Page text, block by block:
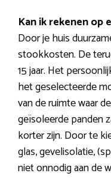
Kan ik rekenen
Door je huis
stookkosten. De
15 jaar. Het
het geselecteerde
van de ruimte waar
geïsoleerde panden
korter zijn. Door te
glas, gevelisolatie,
niet onnodig aan de